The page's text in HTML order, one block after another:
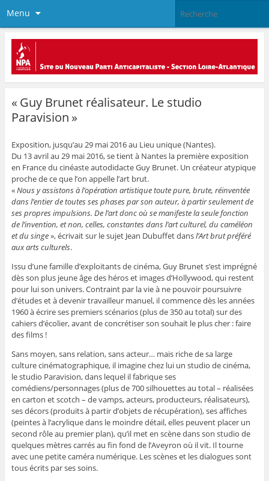
Menu
« Guy Brunet réalisateur. Le studio
Paravision »
Exposition, jusqu’au 29 mai 2016 au Lieu unique (Nantes).
Du 13 avril au 29 mai 2016, se tient à Nantes la première exposition
en France du cinéaste autodidacte Guy Brunet. Un créateur atypique
proche de ce que l’on appelle l’art brut.
«Nous y assistons à l’opération artistique toute pure, brute, réinventée
dans l’entier de toutes ses phases par son auteur, à partir seulement de
ses propres impulsions. De l’art donc où se manifeste la seule fonction
de l’invention, et non, celles, constantes dans l’art culturel, du caméléon
et du singe», écrivait sur le sujet Jean Dubuffet dansl’Art brut préféré
aux arts culturels.
Issu d’une famille d’exploitants de cinéma, Guy Brunet s’est imprégné
dès son plus jeune âge des héros et images d’Hollywood, qui restent
pour lui son univers. Contraint par la vie à ne pouvoir poursuivre
d’études et à devenir travailleur manuel, il commence dès les années
1960 à écrire ses premiers scénarios (plus de 350 au total) sur des
cahiers d’écolier, avant de concrétiser son souhait le plus cher : faire
des films !
Sans moyen, sans relation, sans acteur… mais riche de sa large
culture cinématographique, il imagine chez lui un studio de cinéma,
le studio Paravision, dans lequel il fabrique ses
comédiens/personnages (plus de 700 silhouettes au total – réalisées
en carton et scotch – de vamps, acteurs, producteurs, réalisateurs),
ses décors (produits à partir d’objets de récupération), ses affiches
(peintes à l’acrylique dans le moindre détail, elles peuvent placer un
second rôle au premier plan), qu’il met en scène dans son studio de
quelques mètres carrés au fin fond de l’Aveyron où il vit. Il tourne
avec une petite caméra numérique. Les scènes et les dialogues sont
tous écrits par ses soins.